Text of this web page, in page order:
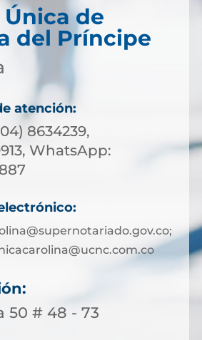
de
del Príncipe
atención:
8634239,
WhatsApp:
50 # 48 - 73